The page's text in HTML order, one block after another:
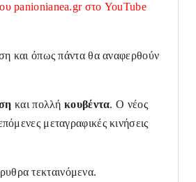
panionianea.gr στο YouTube
και όπως πάντα θα αναφερθούν
και πολλήκουβέντα. Ο νέος
μεταγραφικές κινήσεις
τεκταινόμενα.